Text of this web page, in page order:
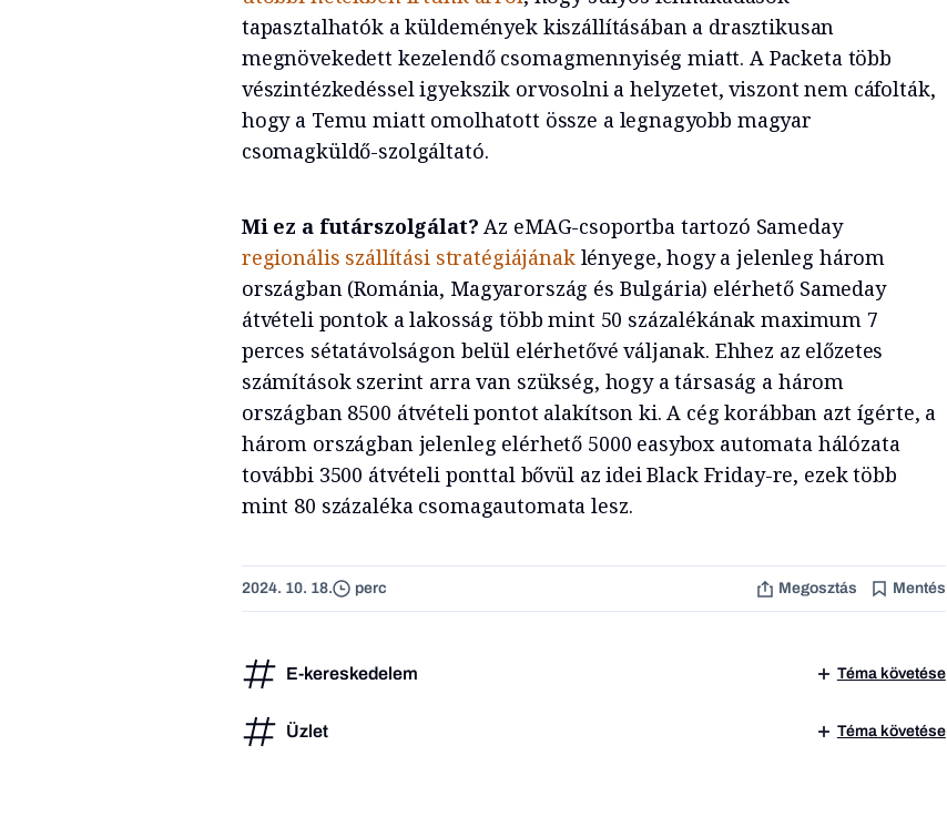
tapasztalhatók a küldemények kiszállításában a drasztikusan
megnövekedett kezelendő csomagmennyiség miatt. A Packeta több
vészintézkedéssel igyekszik orvosolni a helyzetet, viszont nem cáfolták,
hogy a Temu miatt omolhatott össze a legnagyobb magyar
csomagküldő-szolgáltató.
Mi ez a futárszolgálat? Az eMAG-csoportba tartozó Sameday
regionális szállítási stratégiájának lényege, hogy a jelenleg három
országban (Románia, Magyarország és Bulgária) elérhető Sameday
átvételi pontok a lakosság több mint 50 százalékának maximum 7
perces sétatávolságon belül elérhetővé váljanak. Ehhez az előzetes
számítások szerint arra van szükség, hogy a társaság a három
országban 8500 átvételi pontot alakítson ki. A cég korábban azt ígérte, a
három országban jelenleg elérhető 5000 easybox automata hálózata
további 3500 átvételi ponttal bővül az idei Black Friday-re, ezek több
mint 80 százaléka csomagautomata lesz.
2024. 10. 18. perc Megosztás Mentés
E-kereskedelem Téma követése
Üzlet Téma követése